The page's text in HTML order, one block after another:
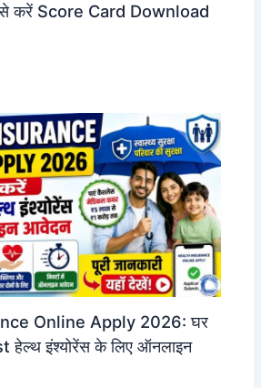
से करें Score Card Download
Online Apply 2026: घर
इंश्योरेंस के लिए ऑनलाइन